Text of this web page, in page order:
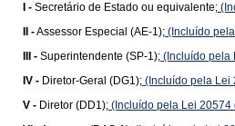
I - Secretário de Estado ou equivalente;
II -Assessor Especial (AE-1); (Incluído
III - Superintendente (SP-1); (Incluído pela
IV - Diretor-Geral (DG1); (Incluído pela Lei
V - Diretor (DD1); (Incluído pela Lei 20574